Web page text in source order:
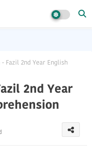
Fazil 2nd Year English
2nd Year